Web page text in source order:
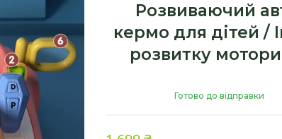
Розвиваючий
кермо для дітей /
розвитку
Готово до відправки